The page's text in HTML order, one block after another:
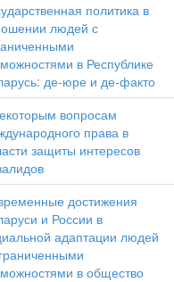
политика в
людей с
в Республике
де-юре и де-факто
вопросам
права в
защиты интересов
достижения
и России в
адаптации людей
в общество